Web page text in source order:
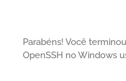
Parabéns! Você
OpenSSH no Windows